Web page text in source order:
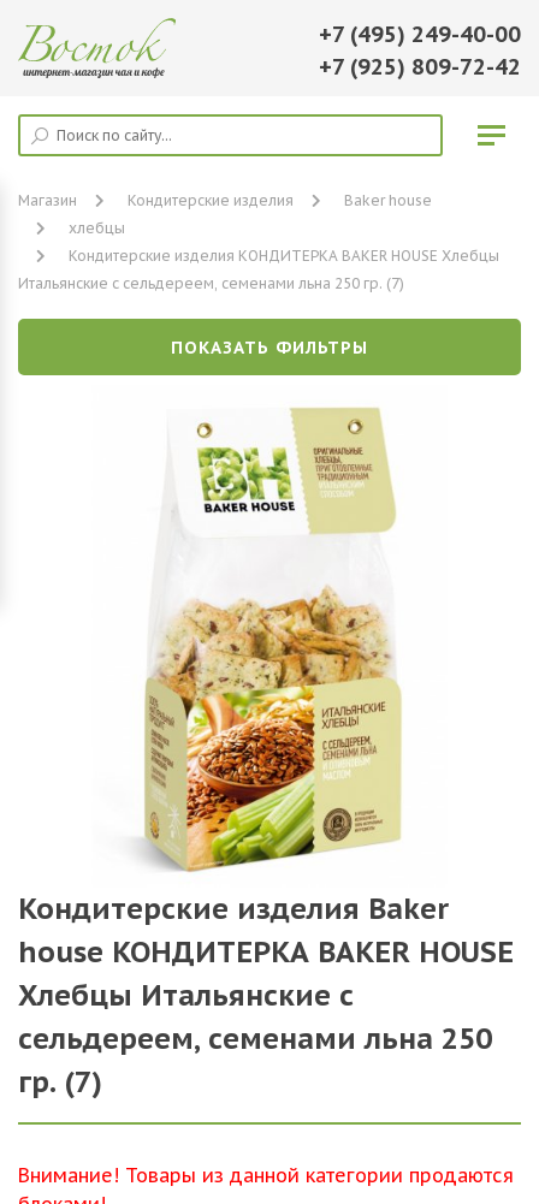
+7 (495) 249-40-00
+7 (925) 809-72-42
Магазин Кондитерские изделия
Baker house
хлебцы
Кондитерские изделия КОНДИТЕРКА BAKER HOUSE Хлебцы
Итальянские с сельдереем, семенами льна 250 гр. (7)
ПОКАЗАТЬ ФИЛЬТРЫ
Кондитерские изделия Baker
house КОНДИТЕРКА BAKER HOUSE
Хлебцы Итальянские с
сельдереем, семенами льна 250
гр. (7)
Внимание! Товары из данной категории продаются